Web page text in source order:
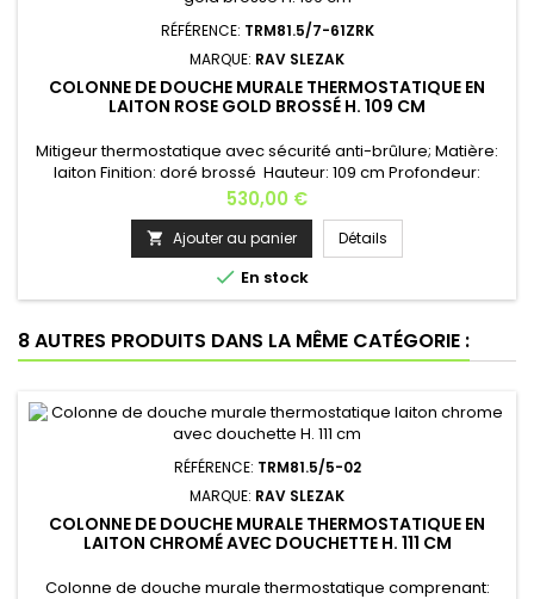
RÉFÉRENCE: TRM81.5/7-61ZRK
MARQUE: RAV SLEZAK
COLONNE DE DOUCHE MURALE THERMOSTATIQUE EN
LAITON ROSE GOLD BROSSÉ H. 109 CM
Mitigeur thermostatique avec sécurité anti-brûlure; Matière:
laiton Finition: doré brossé Hauteur: 109 cm Profondeur:
38cm Longueur du flexible: 150 cm Poids: 7 kg - Mitigeur
douche ou baignoire de hauteur de 109 cm- tuyau de
douche en métal flexible de longueur 150 cm - MH1500-
cartouche céramique KA4015- pommeau de douche ø 23
cm - fonction EasyClean -...
Prix
530,00 €
 Ajouter au panier Détails
 En stock
8 AUTRES PRODUITS DANS LA MÊME CATÉGORIE :
RÉFÉRENCE: TRM81.5/5-02
MARQUE: RAV SLEZAK
COLONNE DE DOUCHE MURALE THERMOSTATIQUE EN
LAITON CHROMÉ AVEC DOUCHETTE H. 111 CM
Colonne de douche murale thermostatique comprenant: